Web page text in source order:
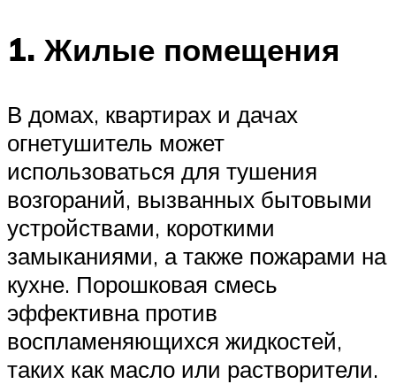
1. Жилые помещения
В домах, квартирах и дачах
огнетушитель может
использоваться для тушения
возгораний, вызванных бытовыми
устройствами, короткими
замыканиями, а также пожарами на
кухне. Порошковая смесь
эффективна против
воспламеняющихся жидкостей,
таких как масло или растворители.